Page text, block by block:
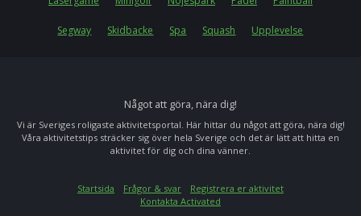
Segway Skidbacke Spa Squash Upplevelse
Något att göra, nära dig!
Vi är Sveriges roligaste aktivitetsportal. Här hittar du något att göra, nära dig!
Våra aktivitetstips sträcker sig över hela Sverige och det är lätt att hitta en
aktivitet för dig och dina vänner.
Startsida Frågor & svar
Registrera er aktivitet
Kontakta Activated